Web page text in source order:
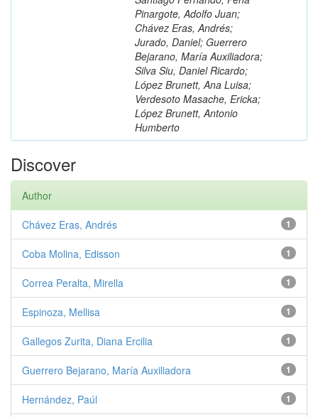
Pinargote, Adolfo Juan;
Chávez Eras, Andrés;
Jurado, Daniel; Guerrero
Bejarano, María Auxiliadora;
Silva Siu, Daniel Ricardo;
López Brunett, Ana Luisa;
Verdesoto Masache, Ericka;
López Brunett, Antonio
Humberto
Discover
Author
1
Chávez Eras, Andrés
1
Coba Molina, Edisson
1
Correa Peralta, Mirella
1
Espinoza, Mellisa
1
Gallegos Zurita, Diana Ercilia
1
Guerrero Bejarano, María Auxiliadora
1
Hernández, Paúl